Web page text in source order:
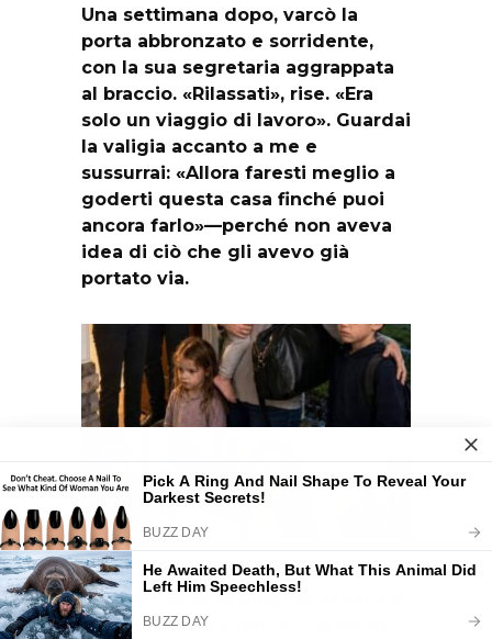
Una settimana dopo, varcò la
porta abbronzato e sorridente,
con la sua segretaria aggrappata
al braccio. «Rilassati», rise. «Era
solo un viaggio di lavoro». Guardai
la valigia accanto a me e
sussurrai: «Allora faresti meglio a
goderti questa casa finché puoi
ancora farlo»—perché non aveva
idea di ciò che gli avevo già
portato via.
Stavo davanti alla porta dei miei
genitori sotto la pioggia, tenendo
stretti i miei tre figli e una borsa